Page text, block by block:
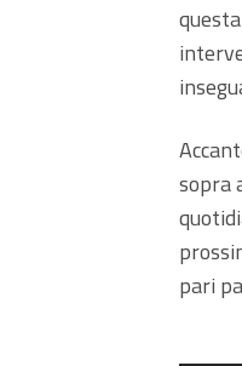
sopra
pari